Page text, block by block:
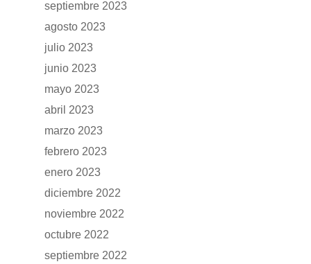
septiembre 2023
agosto 2023
julio 2023
junio 2023
mayo 2023
abril 2023
marzo 2023
febrero 2023
enero 2023
diciembre 2022
noviembre 2022
octubre 2022
septiembre 2022